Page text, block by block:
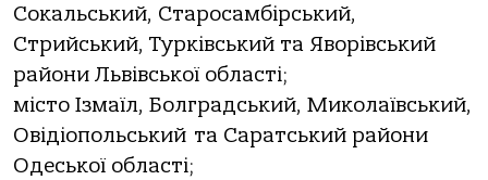
Сокальський, Старосамбірський,
Стрийський, Турківський та Яворівський
райони Львівської області;
місто Ізмаїл, Болградський, Миколаївський,
Овідіопольський та Саратський райони
Одеської області;